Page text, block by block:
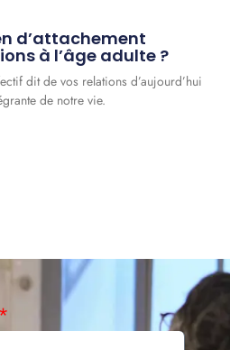
d’attachement
à l’âge adulte ?
dit de vos relations d’aujourd’hui
de notre vie.